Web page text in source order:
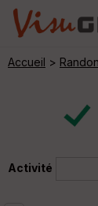
Accueil >
Activité